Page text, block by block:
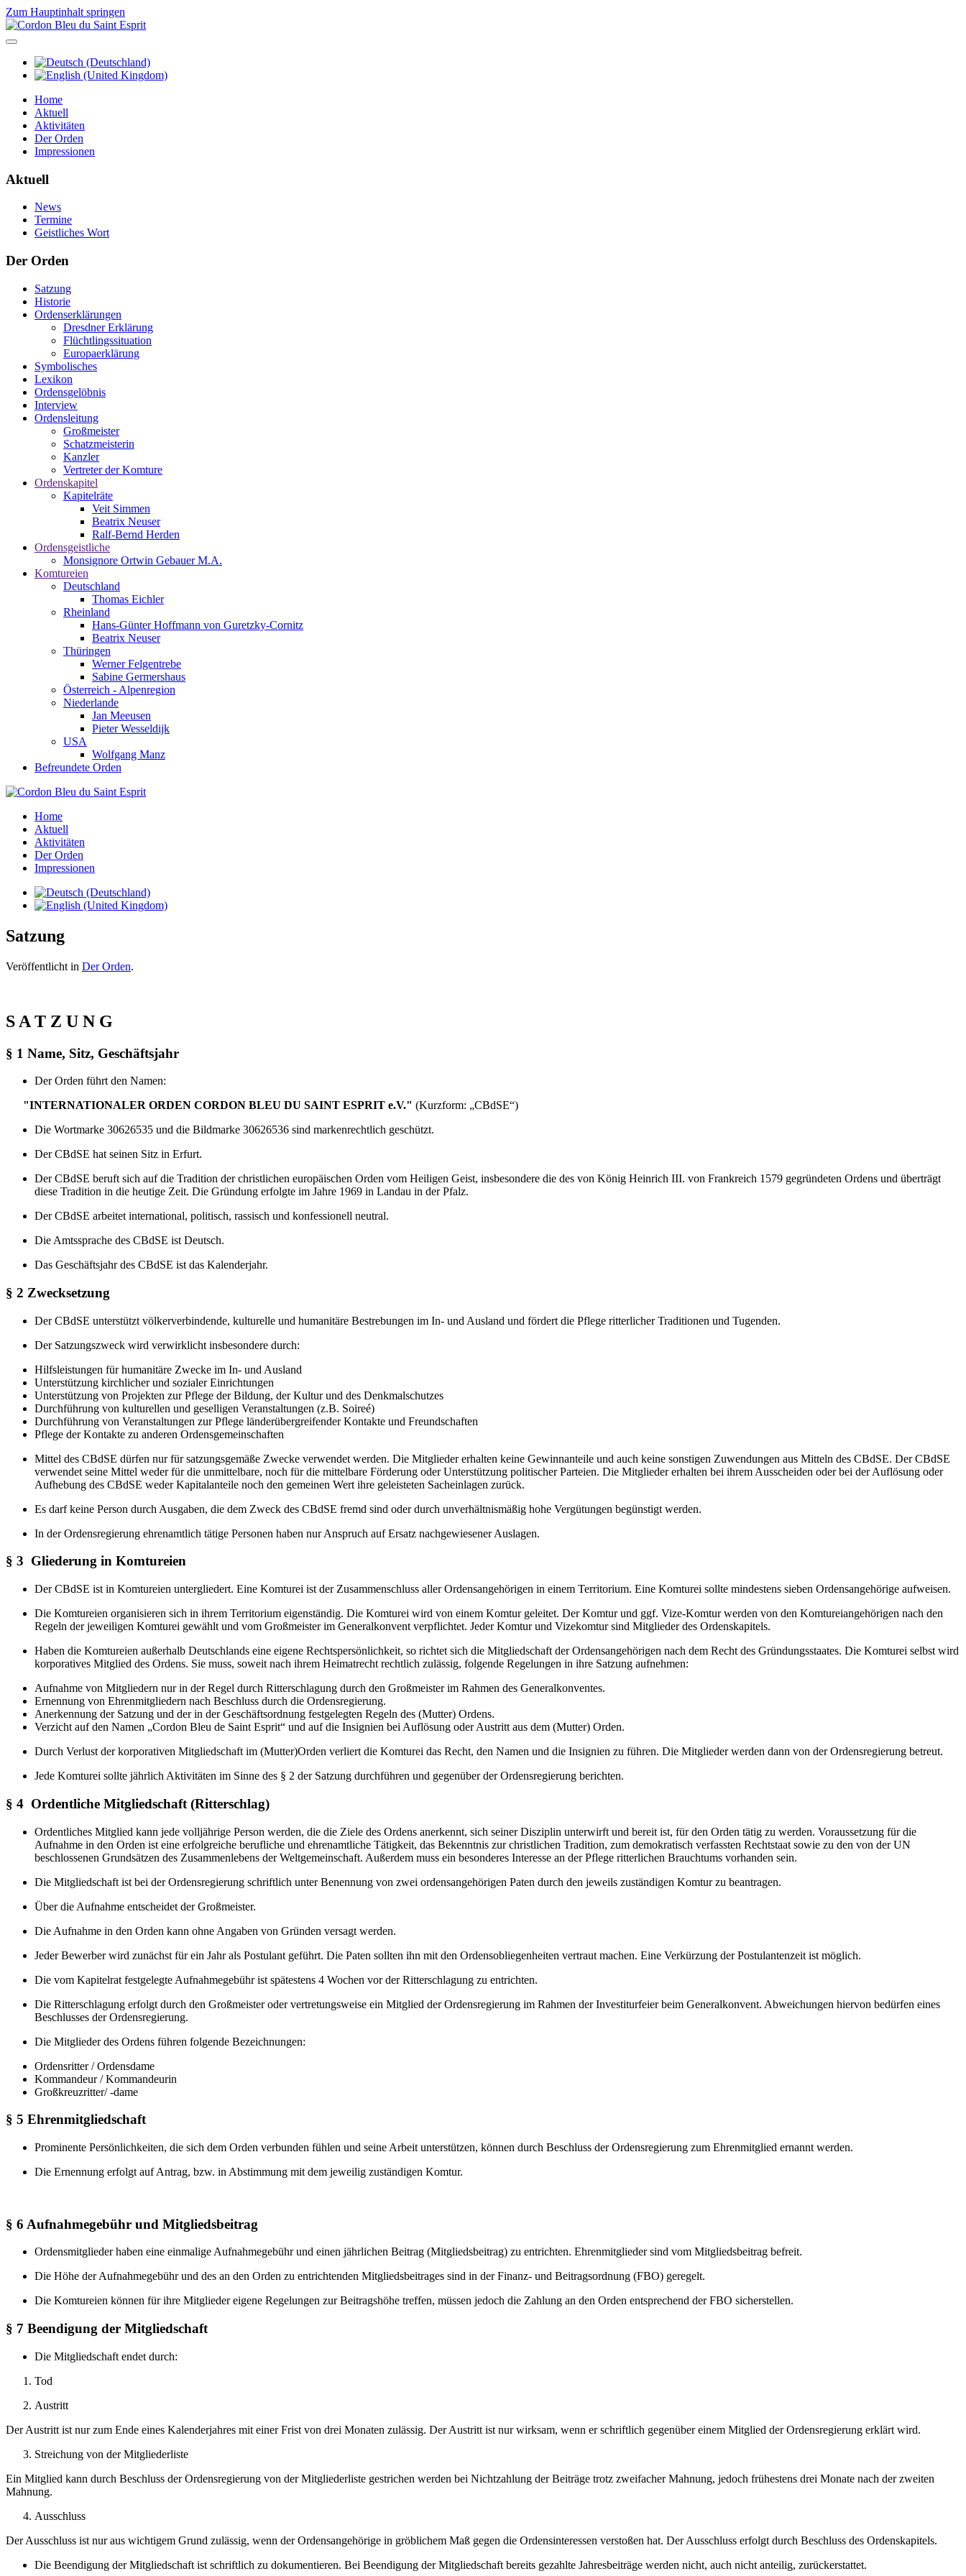
Zum Hauptinhalt springen
Home
Aktuell
Aktivitäten
Der Orden
Impressionen
Aktuell
News
Termine
Geistliches Wort
Der Orden
Satzung
Historie
Ordenserklärungen
Dresdner Erklärung
Flüchtlingssituation
Europaerklärung
Symbolisches
Lexikon
Ordensgelöbnis
Interview
Ordensleitung
Großmeister
Schatzmeisterin
Kanzler
Vertreter der Komture
Ordenskapitel
Kapitelräte
Veit Simmen
Beatrix Neuser
Ralf-Bernd Herden
Ordensgeistliche
Monsignore Ortwin Gebauer M.A.
Komtureien
Deutschland
Thomas Eichler
Rheinland
Hans-Günter Hoffmann von Guretzky-Cornitz
Beatrix Neuser
Thüringen
Werner Felgentrebe
Sabine Germershaus
Österreich - Alpenregion
Niederlande
Jan Meeusen
Pieter Wesseldijk
USA
Wolfgang Manz
Befreundete Orden
Home
Aktuell
Aktivitäten
Der Orden
Impressionen
Satzung
Veröffentlicht in Der Orden.
S A T Z U N G
§ 1 Name, Sitz, Geschäftsjahr
Der Orden führt den Namen:
"INTERNATIONALER ORDEN CORDON BLEU DU SAINT ESPRIT e.V." (Kurzform: „CBdSE“)
Die Wortmarke 30626535 und die Bildmarke 30626536 sind markenrechtlich geschützt.
Der CBdSE hat seinen Sitz in Erfurt.
Der CBdSE beruft sich auf die Tradition der christlichen europäischen Orden vom Heiligen Geist, insbesondere die des von König Heinrich III. von Frankreich 1579 gegründeten Ordens und überträgt
diese Tradition in die heutige Zeit. Die Gründung erfolgte im Jahre 1969 in Landau in der Pfalz.
Der CBdSE arbeitet international, politisch, rassisch und konfessionell neutral.
Die Amtssprache des CBdSE ist Deutsch.
Das Geschäftsjahr des CBdSE ist das Kalenderjahr.
§ 2 Zwecksetzung
Der CBdSE unterstützt völkerverbindende, kulturelle und humanitäre Bestrebungen im In- und Ausland und fördert die Pflege ritterlicher Traditionen und Tugenden.
Der Satzungszweck wird verwirklicht insbesondere durch:
Hilfsleistungen für humanitäre Zwecke im In- und Ausland
Unterstützung kirchlicher und sozialer Einrichtungen
Unterstützung von Projekten zur Pflege der Bildung, der Kultur und des Denkmalschutzes
Durchführung von kulturellen und geselligen Veranstaltungen (z.B. Soireé)
Durchführung von Veranstaltungen zur Pflege länderübergreifender Kontakte und Freundschaften
Pflege der Kontakte zu anderen Ordensgemeinschaften
Mittel des CBdSE dürfen nur für satzungsgemäße Zwecke verwendet werden. Die Mitglieder erhalten keine Gewinnanteile und auch keine sonstigen Zuwendungen aus Mitteln des CBdSE. Der CBdSE
verwendet seine Mittel weder für die unmittelbare, noch für die mittelbare Förderung oder Unterstützung politischer Parteien. Die Mitglieder erhalten bei ihrem Ausscheiden oder bei der Auflösung oder
Aufhebung des CBdSE weder Kapitalanteile noch den gemeinen Wert ihre geleisteten Sacheinlagen zurück.
Es darf keine Person durch Ausgaben, die dem Zweck des CBdSE fremd sind oder durch unverhältnismäßig hohe Vergütungen begünstigt werden.
In der Ordensregierung ehrenamtlich tätige Personen haben nur Anspruch auf Ersatz nachgewiesener Auslagen.
§ 3 Gliederung in Komtureien
Der CBdSE ist in Komtureien untergliedert. Eine Komturei ist der Zusammenschluss aller Ordensangehörigen in einem Territorium. Eine Komturei sollte mindestens sieben Ordensangehörige aufweisen.
Die Komtureien organisieren sich in ihrem Territorium eigenständig. Die Komturei wird von einem Komtur geleitet. Der Komtur und ggf. Vize-Komtur werden von den Komtureiangehörigen nach den
Regeln der jeweiligen Komturei gewählt und vom Großmeister im Generalkonvent verpflichtet. Jeder Komtur und Vizekomtur sind Mitglieder des Ordenskapitels.
Haben die Komtureien außerhalb Deutschlands eine eigene Rechtspersönlichkeit, so richtet sich die Mitgliedschaft der Ordensangehörigen nach dem Recht des Gründungsstaates. Die Komturei selbst wird
korporatives Mitglied des Ordens. Sie muss, soweit nach ihrem Heimatrecht rechtlich zulässig, folgende Regelungen in ihre Satzung aufnehmen:
Aufnahme von Mitgliedern nur in der Regel durch Ritterschlagung durch den Großmeister im Rahmen des Generalkonventes.
Ernennung von Ehrenmitgliedern nach Beschluss durch die Ordensregierung.
Anerkennung der Satzung und der in der Geschäftsordnung festgelegten Regeln des (Mutter) Ordens.
Verzicht auf den Namen „Cordon Bleu de Saint Esprit“ und auf die Insignien bei Auflösung oder Austritt aus dem (Mutter) Orden.
Durch Verlust der korporativen Mitgliedschaft im (Mutter)Orden verliert die Komturei das Recht, den Namen und die Insignien zu führen. Die Mitglieder werden dann von der Ordensregierung betreut.
Jede Komturei sollte jährlich Aktivitäten im Sinne des § 2 der Satzung durchführen und gegenüber der Ordensregierung berichten.
§ 4 Ordentliche Mitgliedschaft (Ritterschlag)
Ordentliches Mitglied kann jede volljährige Person werden, die die Ziele des Ordens anerkennt, sich seiner Disziplin unterwirft und bereit ist, für den Orden tätig zu werden. Voraussetzung für die
Aufnahme in den Orden ist eine erfolgreiche berufliche und ehrenamtliche Tätigkeit, das Bekenntnis zur christlichen Tradition, zum demokratisch verfassten Rechtstaat sowie zu den von der UN
beschlossenen Grundsätzen des Zusammenlebens der Weltgemeinschaft. Außerdem muss ein besonderes Interesse an der Pflege ritterlichen Brauchtums vorhanden sein.
Die Mitgliedschaft ist bei der Ordensregierung schriftlich unter Benennung von zwei ordensangehörigen Paten durch den jeweils zuständigen Komtur zu beantragen.
Über die Aufnahme entscheidet der Großmeister.
Die Aufnahme in den Orden kann ohne Angaben von Gründen versagt werden.
Jeder Bewerber wird zunächst für ein Jahr als Postulant geführt. Die Paten sollten ihn mit den Ordensobliegenheiten vertraut machen. Eine Verkürzung der Postulantenzeit ist möglich.
Die vom Kapitelrat festgelegte Aufnahmegebühr ist spätestens 4 Wochen vor der Ritterschlagung zu entrichten.
Die Ritterschlagung erfolgt durch den Großmeister oder vertretungsweise ein Mitglied der Ordensregierung im Rahmen der Investiturfeier beim Generalkonvent. Abweichungen hiervon bedürfen eines
Beschlusses der Ordensregierung.
Die Mitglieder des Ordens führen folgende Bezeichnungen:
Ordensritter / Ordensdame
Kommandeur / Kommandeurin
Großkreuzritter/ -dame
§ 5 Ehrenmitgliedschaft
Prominente Persönlichkeiten, die sich dem Orden verbunden fühlen und seine Arbeit unterstützen, können durch Beschluss der Ordensregierung zum Ehrenmitglied ernannt werden.
Die Ernennung erfolgt auf Antrag, bzw. in Abstimmung mit dem jeweilig zuständigen Komtur.
§ 6 Aufnahmegebühr und Mitgliedsbeitrag
Ordensmitglieder haben eine einmalige Aufnahmegebühr und einen jährlichen Beitrag (Mitgliedsbeitrag) zu entrichten. Ehrenmitglieder sind vom Mitgliedsbeitrag befreit.
Die Höhe der Aufnahmegebühr und des an den Orden zu entrichtenden Mitgliedsbeitrages sind in der Finanz- und Beitragsordnung (FBO) geregelt.
Die Komtureien können für ihre Mitglieder eigene Regelungen zur Beitragshöhe treffen, müssen jedoch die Zahlung an den Orden entsprechend der FBO sicherstellen.
§ 7 Beendigung der Mitgliedschaft
Die Mitgliedschaft endet durch:
Tod
Austritt
Der Austritt ist nur zum Ende eines Kalenderjahres mit einer Frist von drei Monaten zulässig. Der Austritt ist nur wirksam, wenn er schriftlich gegenüber einem Mitglied der Ordensregierung erklärt wird.
Streichung von der Mitgliederliste
Ein Mitglied kann durch Beschluss der Ordensregierung von der Mitgliederliste gestrichen werden bei Nichtzahlung der Beiträge trotz zweifacher Mahnung, jedoch frühestens drei Monate nach der zweiten
Mahnung.
Ausschluss
Der Ausschluss ist nur aus wichtigem Grund zulässig, wenn der Ordensangehörige in gröblichem Maß gegen die Ordensinteressen verstoßen hat. Der Ausschluss erfolgt durch Beschluss des Ordenskapitels.
Die Beendigung der Mitgliedschaft ist schriftlich zu dokumentieren. Bei Beendigung der Mitgliedschaft bereits gezahlte Jahresbeiträge werden nicht, auch nicht anteilig, zurückerstattet.